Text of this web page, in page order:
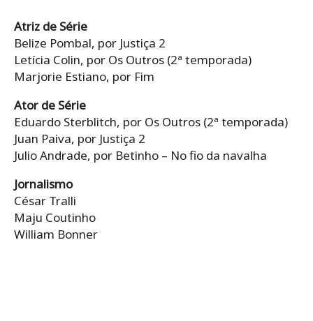
Atriz de Série
Belize Pombal, por Justiça 2
Letícia Colin, por Os Outros (2ª temporada)
Marjorie Estiano, por Fim
Ator de Série
Eduardo Sterblitch, por Os Outros (2ª temporada)
Juan Paiva, por Justiça 2
Julio Andrade, por Betinho – No fio da navalha
Jornalismo
César Tralli
Maju Coutinho
William Bonner